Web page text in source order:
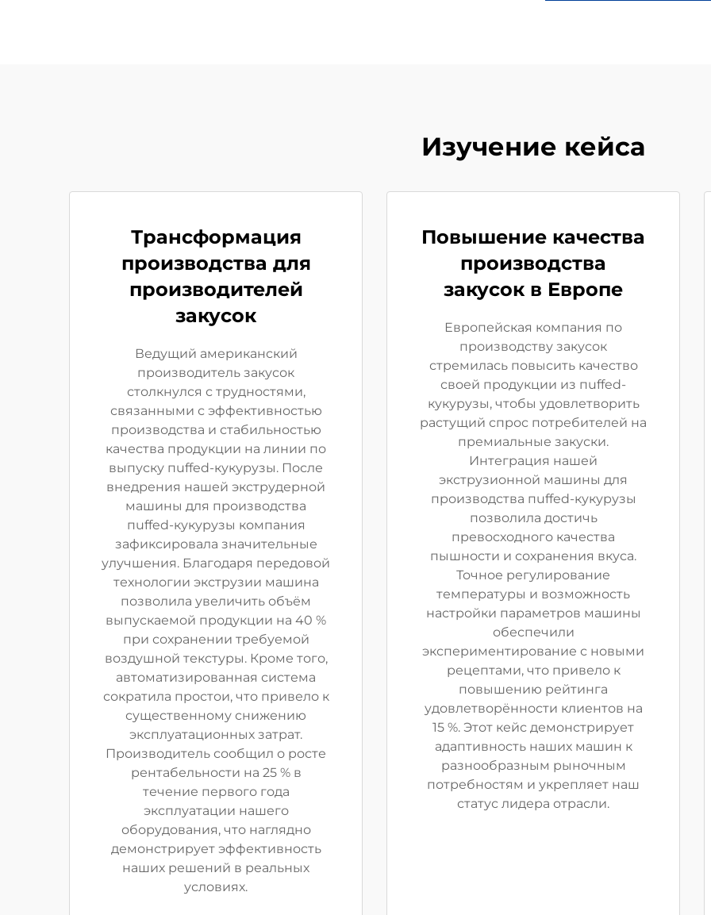
Изучение кейса
Трансформация
производства для
производителей
закусок
Ведущий американский
производитель закусок
столкнулся с трудностями,
связанными с эффективностью
производства и стабильностью
качества продукции на линии по
выпуску пuffed-кукурузы. После
внедрения нашей экструдерной
машины для производства
пuffed-кукурузы компания
зафиксировала значительные
улучшения. Благодаря передовой
технологии экструзии машина
позволила увеличить объём
выпускаемой продукции на 40 %
при сохранении требуемой
воздушной текстуры. Кроме того,
автоматизированная система
сократила простои, что привело к
существенному снижению
эксплуатационных затрат.
Производитель сообщил о росте
рентабельности на 25 % в
течение первого года
эксплуатации нашего
оборудования, что наглядно
демонстрирует эффективность
наших решений в реальных
условиях.
Повышение качества
производства
закусок в Европе
Европейская компания по
производству закусок
стремилась повысить качество
своей продукции из пuffed-
кукурузы, чтобы удовлетворить
растущий спрос потребителей на
премиальные закуски.
Интеграция нашей
экструзионной машины для
производства пuffed-кукурузы
позволила достичь
превосходного качества
пышности и сохранения вкуса.
Точное регулирование
температуры и возможность
настройки параметров машины
обеспечили
экспериментирование с новыми
рецептами, что привело к
повышению рейтинга
удовлетворённости клиентов на
15 %. Этот кейс демонстрирует
адаптивность наших машин к
разнообразным рыночным
потребностям и укрепляет наш
статус лидера отрасли.